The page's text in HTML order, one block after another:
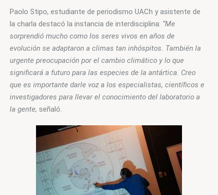
Paolo Stipo, estudiante de periodismo UACh y asistente de
la charla destacó la instancia de interdisciplina: “Me
sorprendió mucho como los seres vivos en años de
evolución se adaptaron a climas tan inhóspitos. También la
urgente preocupación por el cambio climático y lo que
significará a futuro para las especies de la antártica. Creo
que es importante darle voz a los especialistas, científicos e
investigadores para llevar el conocimiento del laboratorio a
la gente, señaló.